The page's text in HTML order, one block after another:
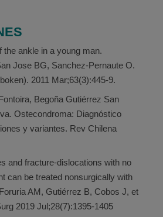
the ankle in a young man.
Jose BG, Sanchez-Pernaute O.
2011 Mar;63(3):445-9.
Begoña Gutiérrez San
Ostecondroma: Diagnóstico
y variantes. Rev Chilena
and fracture-dislocations with no
can be treated nonsurgically with
AM, Gutiérrez B, Cobos J, et
2019 Jul;28(7):1395-1405